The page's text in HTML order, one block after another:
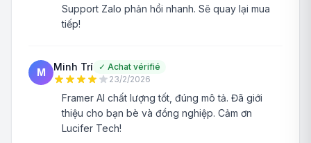
Support Zalo phản hồi nhanh. Sẽ quay lại mua
tiếp!
M Minh Trí ✓ Achat vérifié
23/2/2026
Framer AI chất lượng tốt, đúng mô tả. Đã giới
thiệu cho bạn bè và đồng nghiệp. Cảm ơn
Lucifer Tech!